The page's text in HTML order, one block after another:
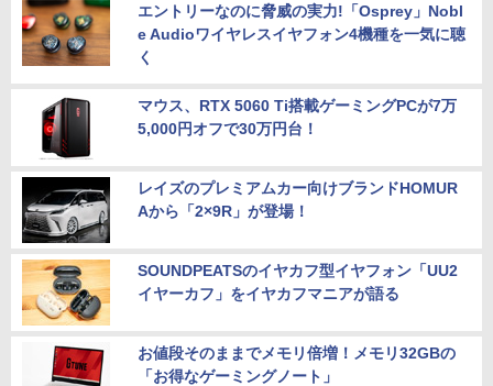
エントリーなのに脅威の実力!「Osprey」Nobl
e Audioワイヤレスイヤフォン4機種を一気に聴
く
マウス、RTX 5060 Ti搭載ゲーミングPCが7万
5,000円オフで30万円台！
レイズのプレミアムカー向けブランドHOMUR
Aから「2×9R」が登場！
SOUNDPEATSのイヤカフ型イヤフォン「UU2
イヤーカフ」をイヤカフマニアが語る
お値段そのままでメモリ倍増！メモリ32GBの
「お得なゲーミングノート」